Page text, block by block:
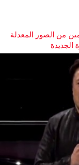
من الصور المعدلة
الجديدة